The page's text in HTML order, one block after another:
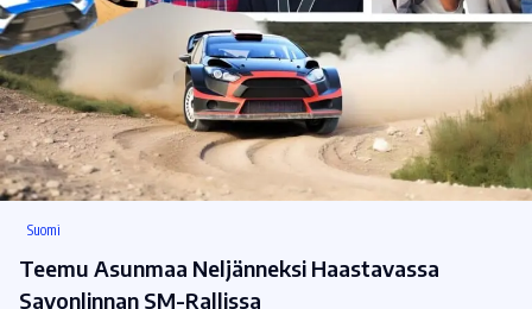
Suomi
Teemu Asunmaa Neljänneksi Haastavassa
Savonlinnan SM-Rallissa